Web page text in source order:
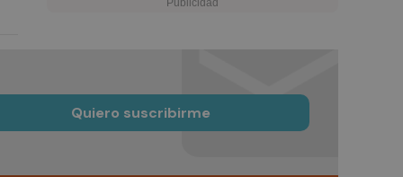
Quiero suscribirme